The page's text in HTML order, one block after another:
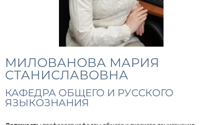
МИЛОВАНОВА МАРИЯ
СТАНИСЛАВОВНА
КАФЕДРА ОБЩЕГО И РУССКОГО
ЯЗЫКОЗНАНИЯ